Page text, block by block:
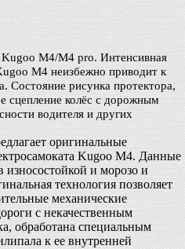
M4/M4 pro. Интенсивная
M4 неизбежно приводит к
Состояние рисунка протектора,
сцепление колёс с дорожным
водителя и других
оригинальные
Kugoo M4. Данные
износостойкой и морозо и
технология позволяет
механические
с некачественным
обработана специальным
к ее внутренней